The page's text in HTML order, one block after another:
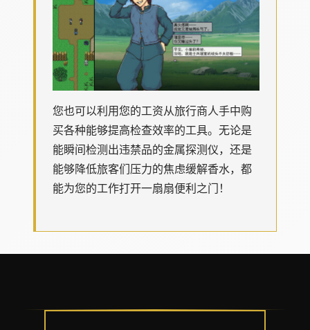
您也可以利用您的工资从旅行商人手中购
买各种能够提高检查效率的工具。无论是
能瞬间检测出违禁品的金属探测仪，还是
能够降低旅客们压力的焦虑缓解香水，都
能为您的工作打开一扇扇便利之门！